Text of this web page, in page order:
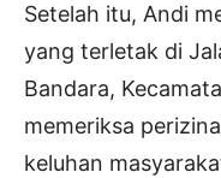
Setelah itu, Andi
yang terletak di
Bandara,
memeriksa
keluhan